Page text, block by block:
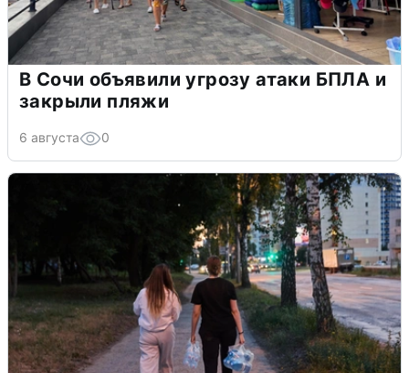
В Сочи объявили угрозу атаки БПЛА и
закрыли пляжи
6 августа 0